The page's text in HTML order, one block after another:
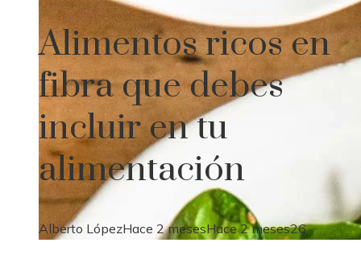
Alimentos ricos en
fibra que debes
incluir en tu
alimentación
Alberto LópezHace 2 mesesHace 2 meses26